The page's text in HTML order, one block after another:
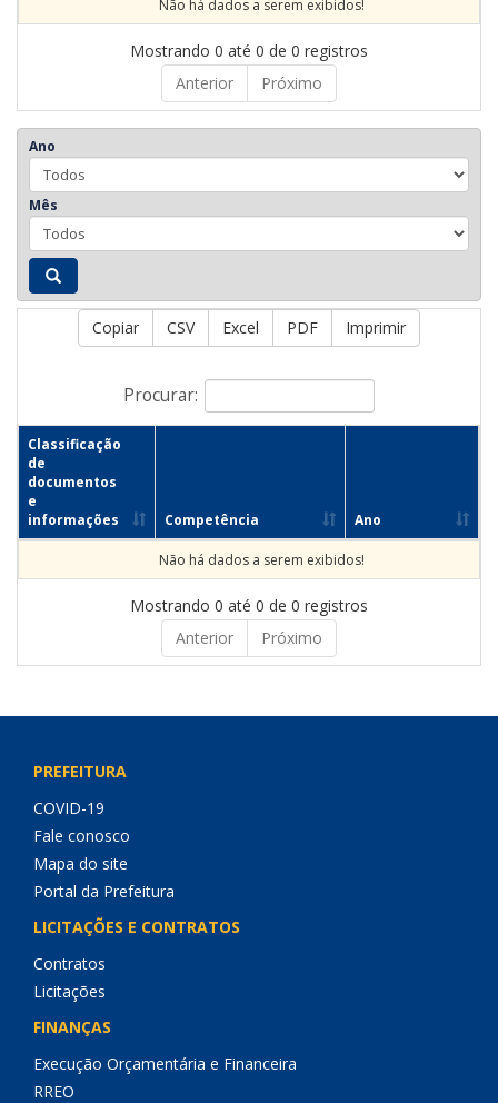
Não há dados a serem exibidos!
Mostrando 0 até 0 de 0 registros
Anterior
Próximo
Ano
Mês
Copiar CSV Excel PDF Imprimir
Procurar:
Classificação
de
documentos
e
informações
Competência Ano
Não há dados a serem exibidos!
Mostrando 0 até 0 de 0 registros
Anterior
Próximo
PREFEITURA
COVID-19
Fale conosco
Mapa do site
Portal da Prefeitura
LICITAÇÕES E CONTRATOS
Contratos
Licitações
FINANÇAS
Execução Orçamentária e Financeira
RREO